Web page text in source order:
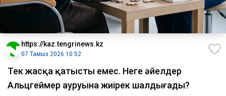
https://kaz.tengrinews.kz
07 Тамыз 2026 10:52
Тек жасқа қатысты емес. Неге әйелдер
Альцгеймер ауруына жиірек шалдығады?